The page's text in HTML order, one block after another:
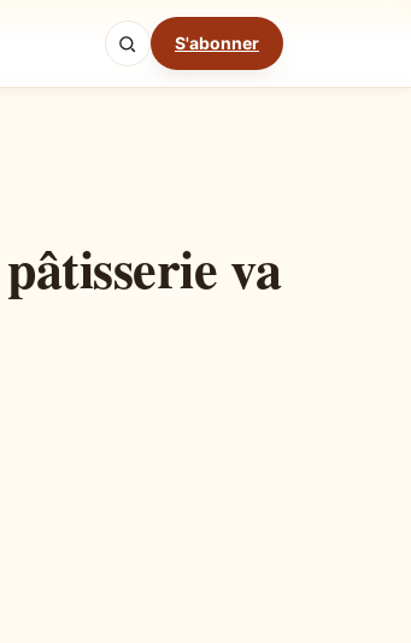
S'abonner
Mode cuisine
va